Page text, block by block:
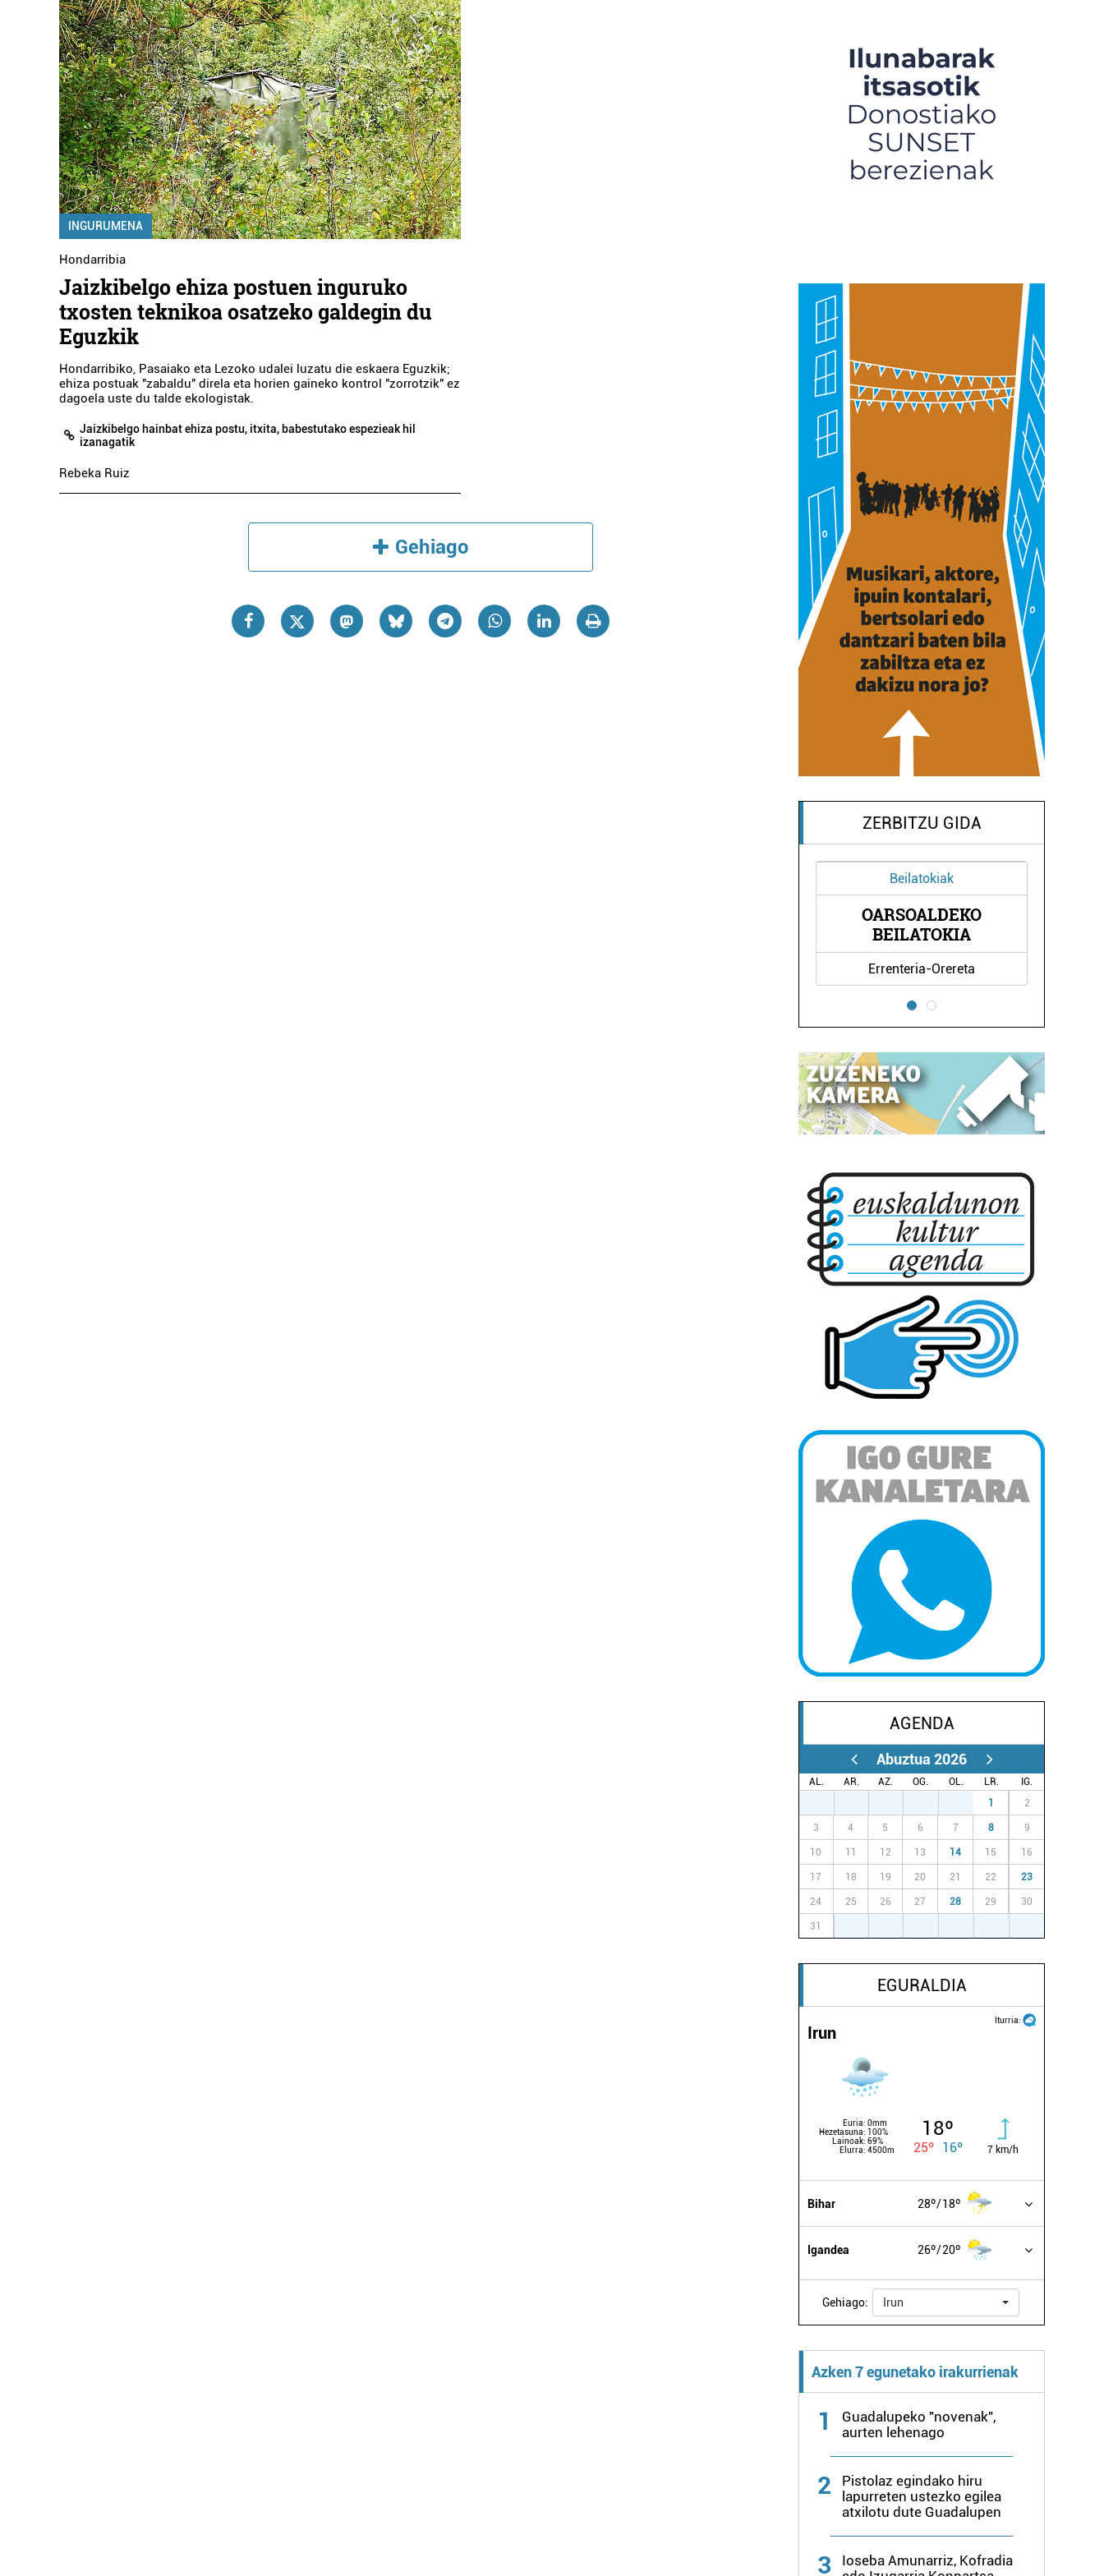
INGURUMENA
Hondarribia
Jaizkibelgo ehiza postuen inguruko
txosten teknikoa osatzeko galdegin du
Eguzkik
Hondarribiko, Pasaiako eta Lezoko udalei luzatu die eskaera Eguzkik;
ehiza postuak "zabaldu" direla eta horien gaineko kontrol "zorrotzik" ez
dagoela uste du talde ekologistak.
Jaizkibelgo hainbat ehiza postu, itxita, babestutako espezieak hil
izanagatik
Rebeka Ruiz
Gehiago
ZERBITZU GIDA
Beilatokiak
OARSOALDEKO
BEILATOKIA
Errenteria-Orereta
AGENDA
Abuztua 2026
AL. AR. AZ. OG. OL. LR.
IG.
1 2
3 4 5 6 7 8 9
10 11 12 13 14 15 16
17 18 19 20 21 22 23
24 25 26 27 28 29 30
31
EGURALDIA
Iturria:
Irun
Euria: 0mm
Hezetasuna: 100%
Lainoak: 69%
Elurra: 4500m
18º
25º 16º 7 km/h
Bihar 28º 18º
Igandea 26º 20º
Gehiago: Irun
Azken 7 egunetako irakurrienak
1
Guadalupeko "novenak",
aurten lehenago
2
Pistolaz egindako hiru
lapurreten ustezko egilea
atxilotu dute Guadalupen
3
Ioseba Amunarriz, Kofradia